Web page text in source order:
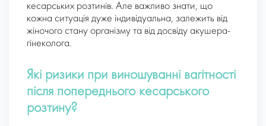
кесарських розтинів. Але важливо знати, що
кожна ситуація дуже індивідуальна, залежить від
жіночого стану організму та від досвіду акушера-
гінеколога.
Які ризики при виношуванні вагітності
після попереднього кесарського
розтину?